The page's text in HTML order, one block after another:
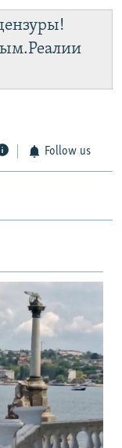
Follow us